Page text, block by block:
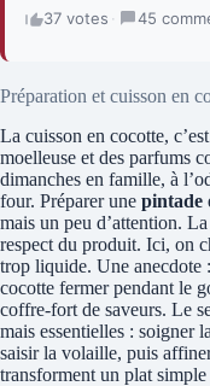
37 votes · 45
Préparation et cuisson en
La cuisson en cocotte,
moelleuse et des parfums
dimanches en famille, à
four. Préparer une pintade
mais un peu d’attention.
respect du produit. Ici, on
trop liquide. Une anecdote
cocotte fermer pendant le
coffre-fort de saveurs. Le
mais essentielles : soigner
saisir la volaille, puis
transforment un plat